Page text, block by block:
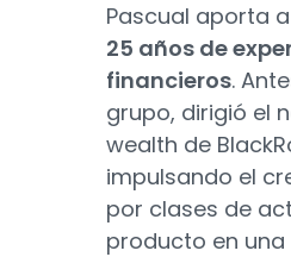
Pascual aporta
25 años de
financieros.
grupo, dirigió el
wealth de
impulsando el
por clases de
producto en